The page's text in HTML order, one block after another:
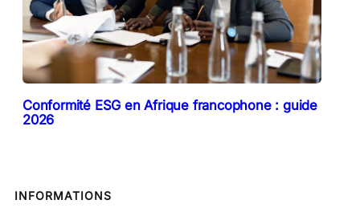
Conformité ESG en Afrique francophone : guide
2026
INFORMATIONS